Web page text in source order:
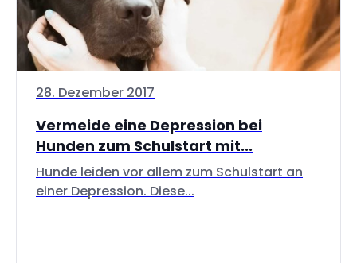
28. Dezember 2017
Vermeide eine Depression bei
Hunden zum Schulstart mit...
Hunde leiden vor allem zum Schulstart an
einer Depression. Diese...